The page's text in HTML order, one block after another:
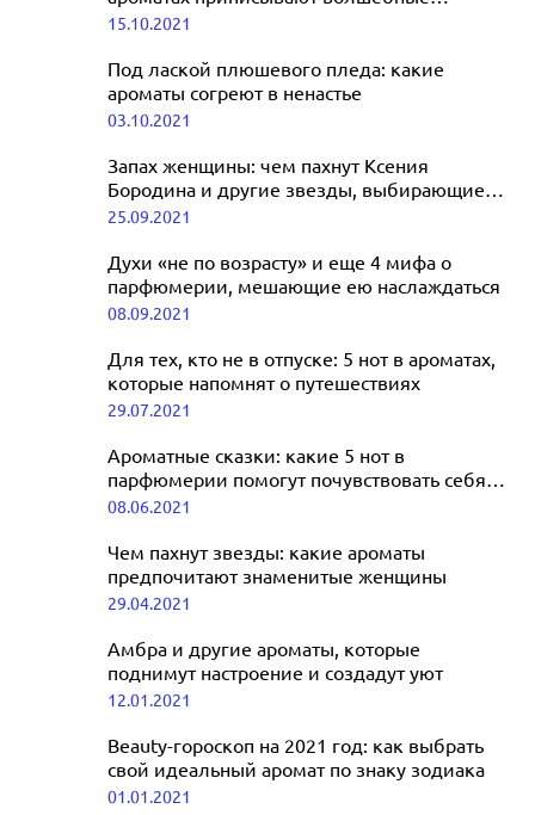
свойства
15.10.2021
Под лаской плюшевого пледа: какие
ароматы согреют в ненастье
03.10.2021
Запах женщины: чем пахнут Ксения
Бородина и другие звезды, выбирающие
дорогой парфюм
25.09.2021
Духи «не по возрасту» и еще 4 мифа о
парфюмерии, мешающие ею наслаждаться
08.09.2021
Для тех, кто не в отпуске: 5 нот в ароматах,
которые напомнят о путешествиях
29.07.2021
Ароматные сказки: какие 5 нот в
парфюмерии помогут почувствовать себя
звездой
08.06.2021
Чем пахнут звезды: какие ароматы
предпочитают знаменитые женщины
29.04.2021
Амбра и другие ароматы, которые
поднимут настроение и создадут уют
12.01.2021
Beauty-гороскоп на 2021 год: как выбрать
свой идеальный аромат по знаку зодиака
01.01.2021